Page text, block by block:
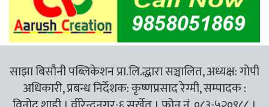
साझा बिसौनी पब्लिकेशन प्रा.लि.द्धारा सञ्चालित, अध्यक्ष: गोपी
अधिकारी, प्रबन्ध निर्देशक: कृष्णप्रसाद रेग्मी, सम्पादक :